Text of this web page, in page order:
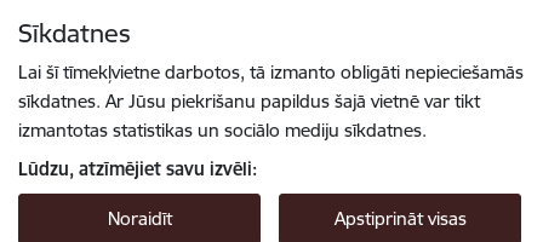
Sīkdatnes
Lai šī tīmekļvietne darbotos, tā izmanto obligāti nepieciešamās
sīkdatnes. Ar Jūsu piekrišanu papildus šajā vietnē var tikt
izmantotas statistikas un sociālo mediju sīkdatnes.
Lūdzu, atzīmējiet savu izvēli:
Noraidīt Apstiprināt visas